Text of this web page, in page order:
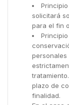
solicitará
para el fin
personales
plazo de
finalidad.